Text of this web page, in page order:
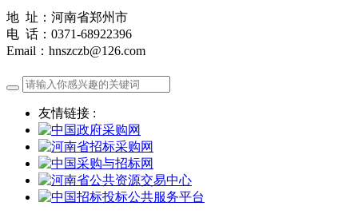
地 址：河南省郑州市
电 话：0371-68922396
Email：hnszczb@126.com
友情链接 :